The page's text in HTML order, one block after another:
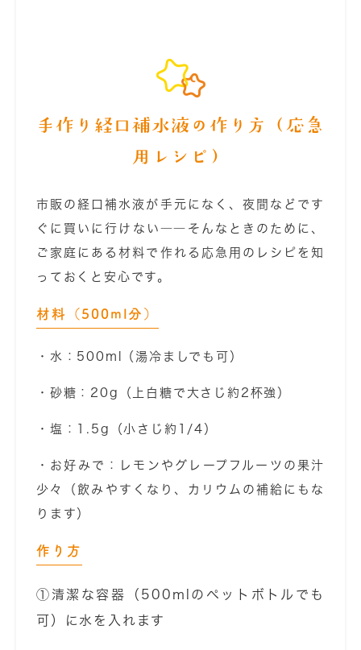
手作り経口補水液の作り方（応急
用レシピ）
市販の経口補水液が手元になく、夜間などです
ぐに買いに行けない――そんなときのために、
ご家庭にある材料で作れる応急用のレシピを知
っておくと安心です。
材料（500ml分）
・水：500ml（湯冷ましでも可）
・砂糖：20g（上白糖で大さじ約2杯強）
・塩：1.5g（小さじ約1/4）
・お好みで：レモンやグレープフルーツの果汁
少々（飲みやすくなり、カリウムの補給にもな
ります）
作り方
①清潔な容器（500mlのペットボトルでも
可）に水を入れます